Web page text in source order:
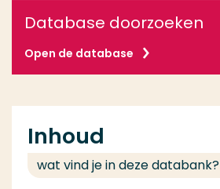
Database doorzoeken
Open de database
Inhoud
wat vind je in deze databank?